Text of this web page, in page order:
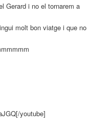
Gerard i no el tornarem a
molt bon viatge i que no
youtube]